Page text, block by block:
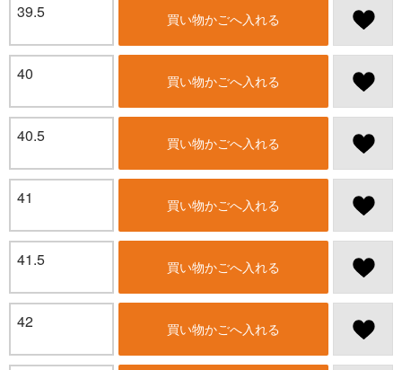
39.5 買い物かごへ入れる
40 買い物かごへ入れる
40.5 買い物かごへ入れる
41 買い物かごへ入れる
41.5 買い物かごへ入れる
42 買い物かごへ入れる